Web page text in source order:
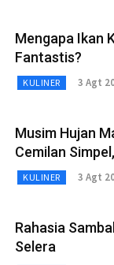
Mengapa Ikan
Fantastis?
KULINER 3 Agt
Musim Hujan
Cemilan
KULINER 3 Agt
Rahasia
Selera